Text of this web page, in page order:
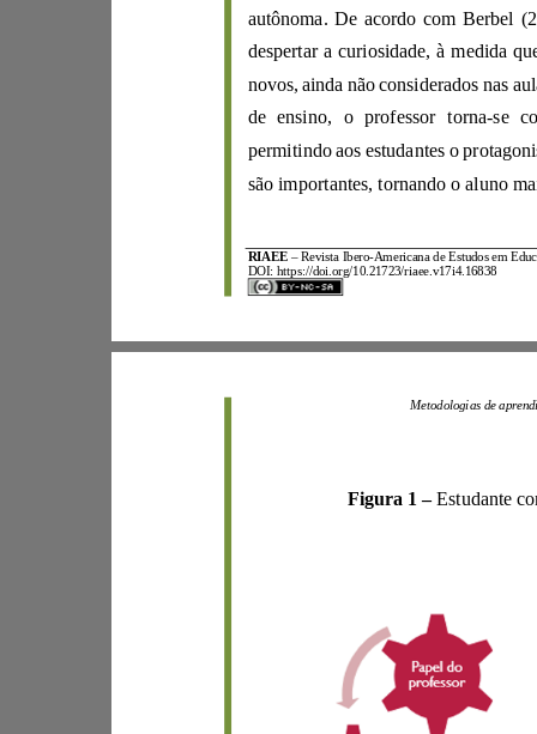
RIAEE – Revista Ibero-
DOI:
https://doi.org/10.21723/riaee.v17i4.16838
autôn oma. De
de ensino, o professor torna-
Figura 1– Estudante